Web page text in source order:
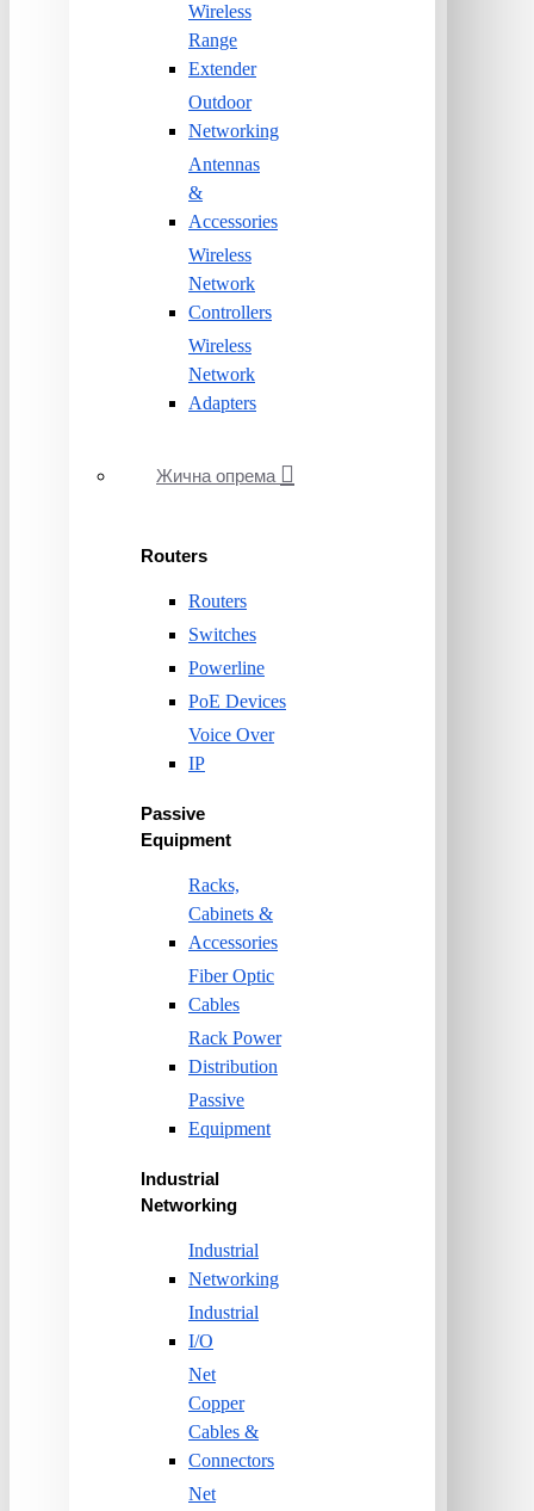
Wireless
Range
Extender
Outdoor
Networking
Antennas
&
Accessories
Wireless
Network
Controllers
Wireless
Network
Adapters
Жична опрема
Routers
Routers
Switches
Powerline
PoE Devices
Voice Over
IP
Passive
Equipment
Racks,
Cabinets &
Accessories
Fiber Optic
Cables
Rack Power
Distribution
Passive
Equipment
Industrial
Networking
Industrial
Networking
Industrial
I/O
Net
Copper
Cables &
Connectors
Net